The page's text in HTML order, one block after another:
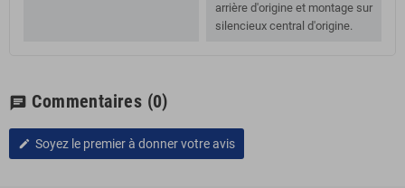
arrière d'origine et montage sur
silencieux central d'origine.
chat Commentaires (0)
edit Soyez le premier à donner votre avis